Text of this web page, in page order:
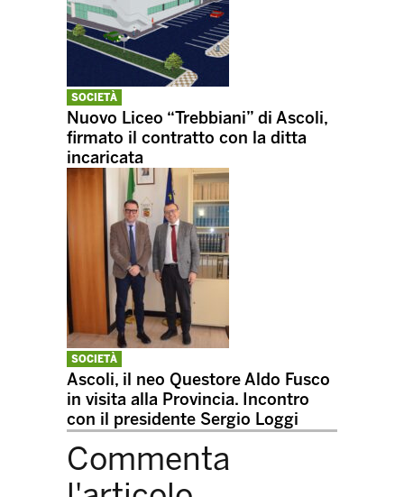
SOCIETÀ
Nuovo Liceo “Trebbiani” di Ascoli,
firmato il contratto con la ditta
incaricata
SOCIETÀ
Ascoli, il neo Questore Aldo Fusco
in visita alla Provincia. Incontro
con il presidente Sergio Loggi
Commenta